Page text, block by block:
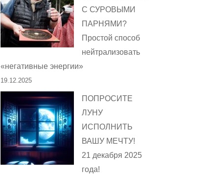
С СУРОВЫМИ
ПАРНЯМИ?
Простой способ
нейтрализовать
«негативные энергии»
19.12.2025
ПОПРОСИТЕ
ЛУНУ
ИСПОЛНИТЬ
ВАШУ МЕЧТУ!
21 декабря 2025
года!